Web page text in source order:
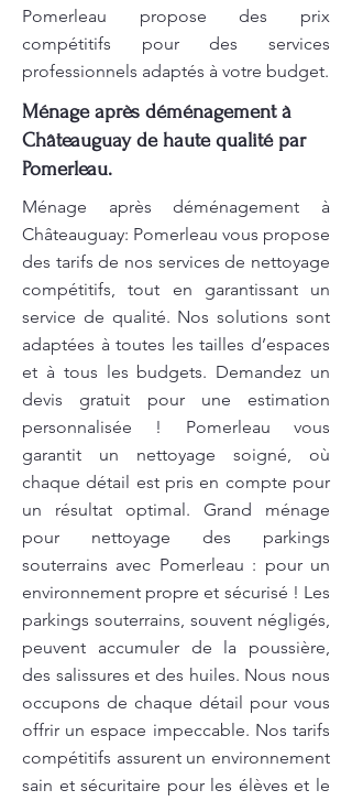
Pomerleau propose des prix
compétitifs pour des services
professionnels adaptés à votre budget.
Ménage après déménagement à
Châteauguay de haute qualité par
Pomerleau.
Ménage après déménagement à
Châteauguay: Pomerleau vous propose
des tarifs de nos services de nettoyage
compétitifs, tout en garantissant un
service de qualité. Nos solutions sont
adaptées à toutes les tailles d’espaces
et à tous les budgets. Demandez un
devis gratuit pour une estimation
personnalisée ! Pomerleau vous
garantit un nettoyage soigné, où
chaque détail est pris en compte pour
un résultat optimal. Grand ménage
pour nettoyage des parkings
souterrains avec Pomerleau : pour un
environnement propre et sécurisé ! Les
parkings souterrains, souvent négligés,
peuvent accumuler de la poussière,
des salissures et des huiles. Nous nous
occupons de chaque détail pour vous
offrir un espace impeccable. Nos tarifs
compétitifs assurent un environnement
sain et sécuritaire pour les élèves et le